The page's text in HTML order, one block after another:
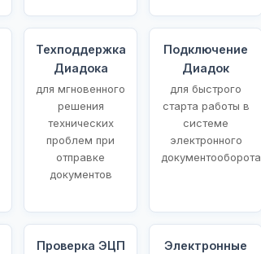
Техподдержка
Диадока
для мгновенного
решения
технических
проблем при
отправке
документов
Подключение
Диадок
для быстрого
старта работы в
системе
электронного
документооборота
Проверка ЭЦП
Электронные